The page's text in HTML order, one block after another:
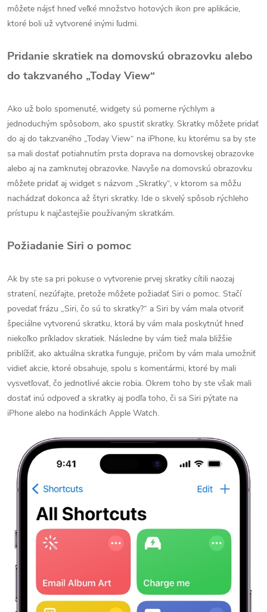
môžete nájsť hneď veľké množstvo hotových ikon pre aplikácie,
ktoré boli už vytvorené inými ľudmi.
Pridanie skratiek na domovskú obrazovku alebo
do takzvaného „Today View“
Ako už bolo spomenuté, widgety sú pomerne rýchlym a
jednoduchým spôsobom, ako spustiť skratky. Skratky môžete pridať
do aj do takzvaného „Today View“ na iPhone, ku ktorému sa by ste
sa mali dostať potiahnutím prsta doprava na domovskej obrazovke
alebo aj na zamknutej obrazovke. Navyše na domovskú obrazovku
môžete pridať aj widget s názvom „Skratky“, v ktorom sa môžu
nachádzať dokonca až štyri skratky. Ide o skvelý spôsob rýchleho
prístupu k najčastejšie používaným skratkám.
Požiadanie Siri o pomoc
Ak by ste sa pri pokuse o vytvorenie prvej skratky cítili naozaj
stratení, nezúfajte, pretože môžete požiadať Siri o pomoc. Stačí
povedať frázu „Siri, čo sú to skratky?“ a Siri by vám mala otvoriť
špeciálne vytvorenú skratku, ktorá by vám mala poskytnúť hneď
niekoľko príkladov skratiek. Následne by vám tiež mala bližšie
priblížiť, ako aktuálna skratka funguje, pričom by vám mala umožniť
vidieť akcie, ktoré obsahuje, spolu s komentármi, ktoré by mali
vysvetľovať, čo jednotlivé akcie robia. Okrem toho by ste však mali
dostať inú odpoveď a skratky aj podľa toho, či sa Siri pýtate na
iPhone alebo na hodinkách Apple Watch.